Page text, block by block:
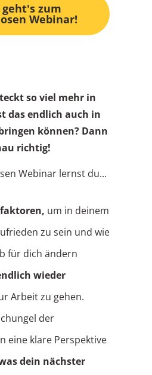
zum
Webinar!
so viel mehr in
das endlich auch in
können? Dann
richtig!
Webinar lernst du...
um in deinem
zu sein und wie
für dich ändern
wieder
Arbeit zu gehen.
der
eine klare Perspektive
dein nächster